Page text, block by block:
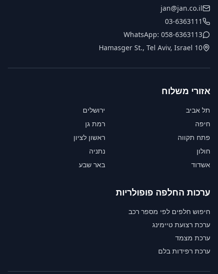
jan@jan.co.il
03-6363111
WhatsApp: 058-6363113
10 Hamasger St., Tel Aviv, Israel
אזורי משלוח
תל אביב
ירושלים
חיפה
רמת גן
פתח תקווה
ראשון לציון
חולון
נתניה
אשדוד
באר שבע
ערכות החלפה פופולריות
חיפוש חלפים לפי מספר רכב
ערכת רצועת טיימינג
ערכת מצמד
ערכת רפידות בלם